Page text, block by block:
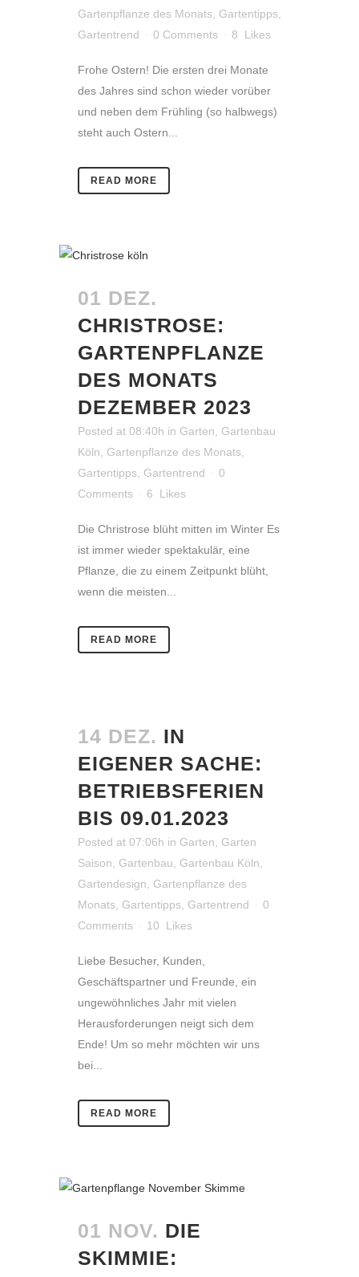
Gartenpflanze des Monats Gartentipps
Gartentrend
0 Comments 8 Likes
Frohe Ostern! Die ersten drei Monate
des Jahres sind schon wieder vorüber
und neben dem Frühling (so halbwegs)
steht auch Ostern...
READ MORE
01 DEZ.
CHRISTROSE:
GARTENPFLANZE
DES MONATS
DEZEMBER 2023
Posted at 08:40h in Garten
Gartenbau
Köln
Gartenpflanze des Monats
Gartentipps Gartentrend
0
Comments
6 Likes
Die Christrose blüht mitten im Winter Es
ist immer wieder spektakulär, eine
Pflanze, die zu einem Zeitpunkt blüht,
wenn die meisten...
READ MORE
14 DEZ. IN
EIGENER SACHE:
BETRIEBSFERIEN
BIS 09.01.2023
Posted at 07:06h in Garten
Garten
Saison
Gartenbau Gartenbau Köln
Gartendesign
Gartenpflanze des
Monats Gartentipps Gartentrend
0
Comments
10 Likes
Liebe Besucher, Kunden,
Geschäftspartner und Freunde, ein
ungewöhnliches Jahr mit vielen
Herausforderungen neigt sich dem
Ende! Um so mehr möchten wir uns
bei...
READ MORE
01 NOV. DIE
SKIMMIE: